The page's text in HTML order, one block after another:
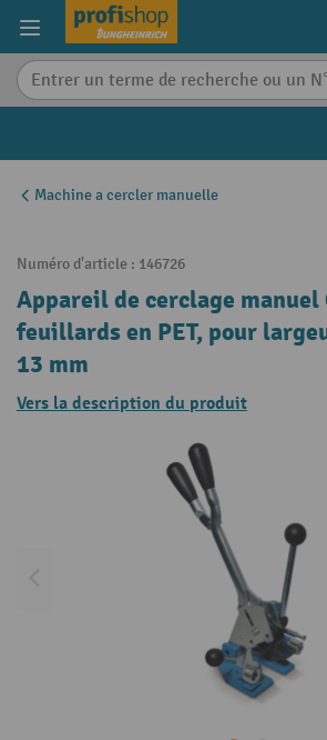
content
Machine a cercler manuelle
Numéro d'article : 146726
Appareil de cerclage
feuillards en PET, pour
13 mm
Vers la description du produit